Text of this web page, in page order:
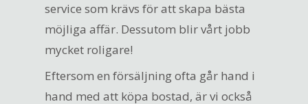
service som krävs för att skapa bästa
möjliga affär. Dessutom blir vårt jobb
mycket roligare!
Eftersom en försäljning ofta går hand i
hand med att köpa bostad, är vi också